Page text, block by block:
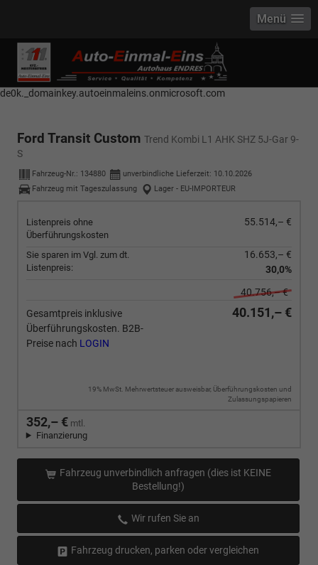
------------ Host Name : selector1._domainkey Points to address or value:
selector1-aee-de0k._domainkey.autoeinmaleins.onmicrosoft.com Host
Name : selector2._domainkey Points to address or value: selector2-aee-
de0k._domainkey.autoeinmaleins.onmicrosoft.com
Menü
Ford Transit Custom Trend Kombi L1 AHK SHZ 5J-Gar 9-
S
Fahrzeug-Nr.: 134880 unverbindliche Lieferzeit: 10.10.2026
Fahrzeug mit Tageszulassung
Lager - EU-IMPORTEUR
Listenpreis ohne
Überführungskosten
55.514,– €
Sie sparen im Vgl. zum dt.
Listenpreis:
16.653,– €
30,0%
40.756,– €
Gesamtpreis inklusive
Überführungskosten. B2B-
Preise nach LOGIN
40.151,– €
19% MwSt. Mehrwertsteuer ausweisbar, Überführungskosten und
Zulassungspapieren
352,– € mtl.
Finanzierung
Fahrzeug unverbindlich anfragen (dies ist KEINE
Bestellung!)
Wir rufen Sie an
Fahrzeug drucken, parken oder vergleichen